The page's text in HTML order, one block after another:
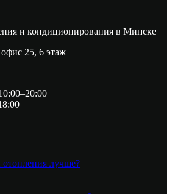
и кондиционирования в Минске
25, 6 этаж
лучше?